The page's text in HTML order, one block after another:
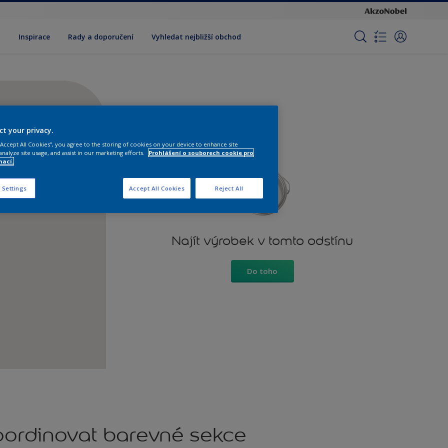
Inspirace Rady a doporučení Vyhledat nejbližší obchod
Najít výrobek v tomto odstínu
Do toho
barevné sekce
your privacy.
All Cookies”, you agree to the storing of cookies on your device to enhance site
site usage, and assist in our marketing efforts.
Prohlášení o souborech cookie pro
Settings Reject All
Accept All Cookies